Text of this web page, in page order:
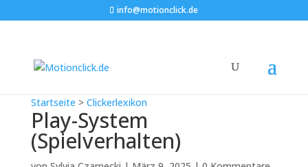
info@motionclick.de
Startseite > Clickerlexikon
Play-System
(Spielverhalten)